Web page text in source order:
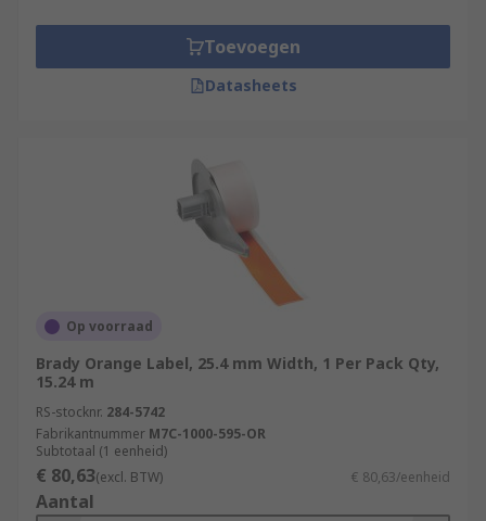
Toevoegen
Datasheets
Op voorraad
Brady Orange Label, 25.4 mm Width, 1 Per Pack Qty,
15.24 m
RS-stocknr. 284-5742
Fabrikantnummer M7C-1000-595-OR
Subtotaal (1 eenheid)
€ 80,63(excl. BTW) € 80,63/eenheid
Aantal